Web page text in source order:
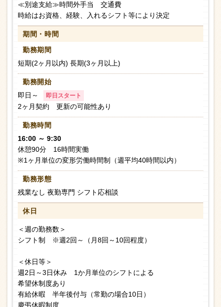
≪別途支給≫時間外手当 交通費
時給はお資格、経験、入れるシフト等により決定
期間・時間
勤務期間
短期(2ヶ月以内) 長期(3ヶ月以上)
勤務開始
即日～
即日スタート
2ヶ月契約 更新の可能性あり
勤務時間
16:00 ～ 9:30
休憩90分 16時間実働
※1ヶ月単位の変形労働時間制（週平均40時間以内）
勤務形態
残業なし 夜勤専門 シフト応相談
休日
＜週の勤務数＞
シフト制 ※週2回～（月8回～10回程度）
＜休日等＞
週2日～3日休み 1か月単位のシフトによる
希望休制度あり
有給休暇 半年後付与（常勤の場合10日）
慶弔休暇制度